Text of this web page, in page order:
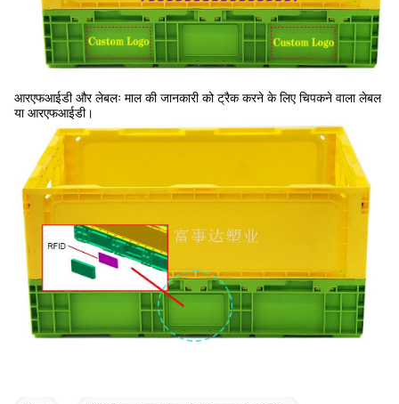
आरएफआईडी और लेबलः माल की जानकारी को ट्रैक करने के लिए चिपकने वाला लेबल
या आरएफआईडी।